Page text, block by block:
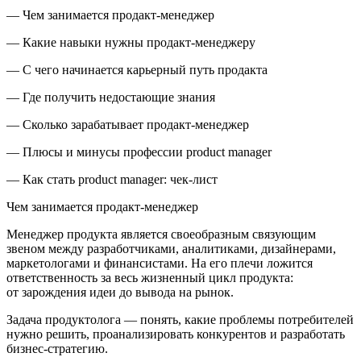
— Чем занимается продакт-менеджер
— Какие навыки нужны продакт-менеджеру
— С чего начинается карьерный путь продакта
— Где получить недостающие знания
— Сколько зарабатывает продакт-менеджер
— Плюсы и минусы профессии product manager
— Как стать product manager: чек-лист
Чем занимается продакт-менеджер
Менеджер продукта является своеобразным связующим
звеном между разработчиками, аналитиками, дизайнерами,
маркетологами и финансистами. На его плечи ложится
ответственность за весь жизненный цикл продукта:
от зарождения идеи до вывода на рынок.
Задача продуктолога — понять, какие проблемы потребителей
нужно решить, проанализировать конкурентов и разработать
бизнес-стратегию.